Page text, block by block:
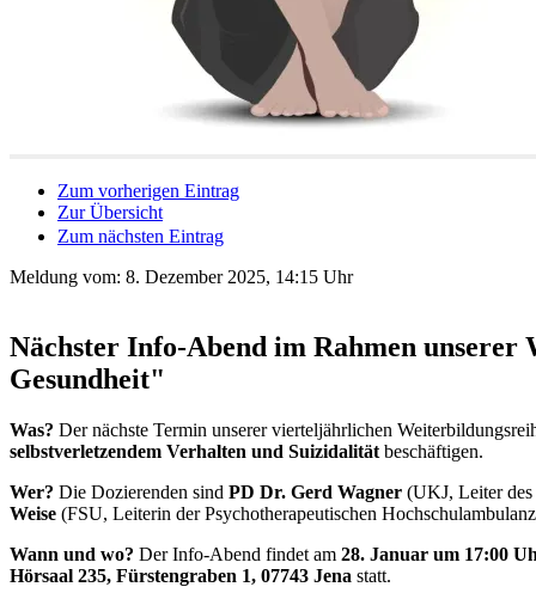
Zum vorherigen Eintrag
Zur Übersicht
Zum nächsten Eintrag
Meldung vom: 8. Dezember 2025, 14:15 Uhr
Nächster Info-Abend im Rahmen unserer
Gesundheit"
Was? Der nächste Termin unserer vierteljährlichen
selbstverletzendem Verhalten und Suizidalität beschäftigen.
Wer? Die Dozierenden sind PD Dr. Gerd Wagner (UKJ, Leiter
Weise (FSU, Leiterin der Psychotherapeutischen
Wann und wo? Der Info-Abend findet am 28. Januar um 17:00
Hörsaal 235, Fürstengraben 1, 07743 Jena statt.